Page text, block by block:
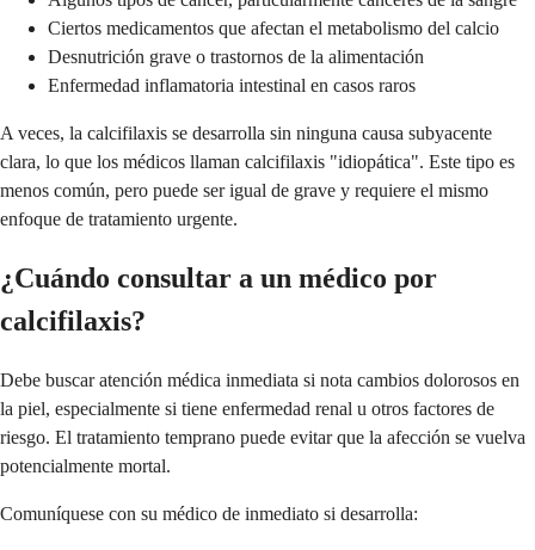
Ciertos medicamentos que afectan el metabolismo del calcio
Desnutrición grave o trastornos de la alimentación
Enfermedad inflamatoria intestinal en casos raros
A veces, la calcifilaxis se desarrolla sin ninguna causa subyacente
clara, lo que los médicos llaman calcifilaxis "idiopática". Este tipo es
menos común, pero puede ser igual de grave y requiere el mismo
enfoque de tratamiento urgente.
¿Cuándo consultar a un médico por
calcifilaxis?
Debe buscar atención médica inmediata si nota cambios dolorosos en
la piel, especialmente si tiene enfermedad renal u otros factores de
riesgo. El tratamiento temprano puede evitar que la afección se vuelva
potencialmente mortal.
Comuníquese con su médico de inmediato si desarrolla: